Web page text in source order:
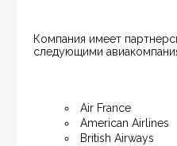
Компания имеет
следующими
Air France
American Airlines
British Airways